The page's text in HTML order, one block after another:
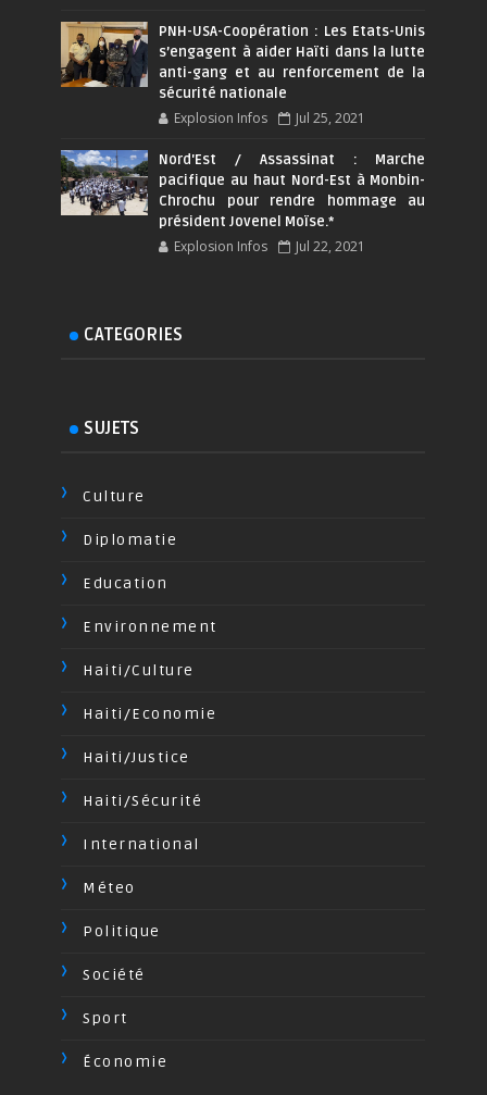
PNH-USA-Coopération : Les Etats-Unis
s’engagent à aider Haïti dans la lutte
anti-gang et au renforcement de la
sécurité nationale
Explosion Infos Jul 25, 2021
Nord'Est / Assassinat : Marche
pacifique au haut Nord-Est à Monbin-
Chrochu pour rendre hommage au
président Jovenel Moïse.*
Explosion Infos Jul 22, 2021
CATEGORIES
SUJETS
Culture
Diplomatie
Education
Environnement
Haiti/Culture
Haiti/Economie
Haiti/Justice
Haiti/Sécurité
International
Méteo
Politique
Société
Sport
Économie